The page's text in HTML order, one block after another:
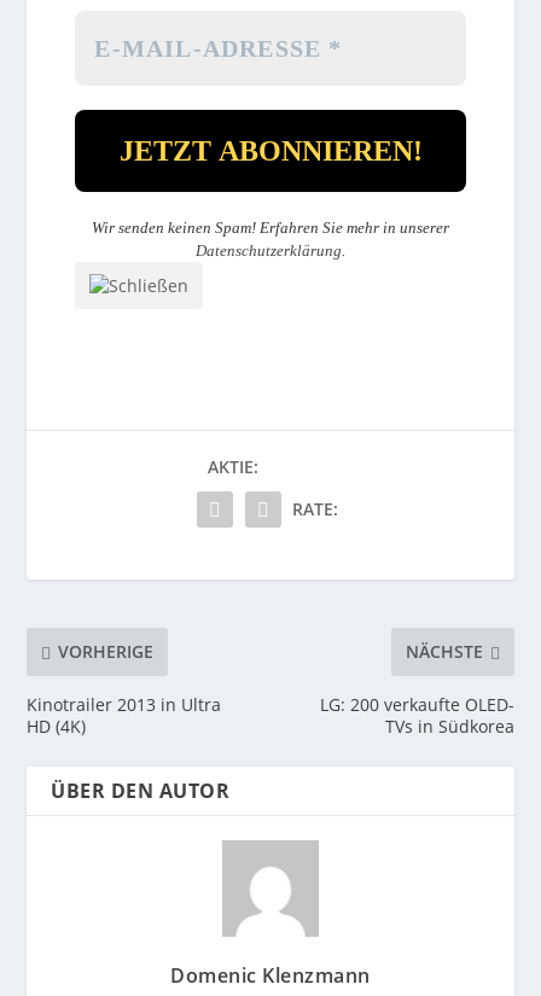
Wir senden keinen Spam! Erfahren Sie mehr in unserer
Datenschutzerklärung
AKTIE:
RATE:
VORHERIGE
Kinotrailer 2013 in Ultra
HD (4K)
NÄCHSTE
LG: 200 verkaufte OLED-
TVs in Südkorea
ÜBER DEN AUTOR
Domenic Klenzmann